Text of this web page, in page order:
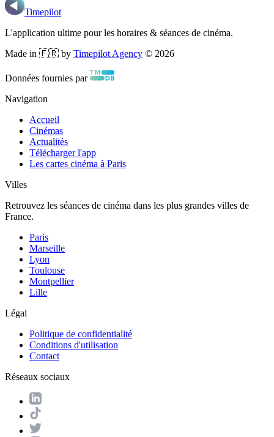
Timepilot
L'application ultime pour les horaires & séances de cinéma.
Made in 🇫🇷 by Timepilot Agency © 2026
Données fournies par
Navigation
Accueil
Cinémas
Actualités
Télécharger l'app
Les cartes cinéma à Paris
Villes
Retrouvez les séances de cinéma dans les plus grandes villes de
France.
Paris
Marseille
Lyon
Toulouse
Montpellier
Lille
Légal
Politique de confidentialité
Conditions d'utilisation
Contact
Réseaux sociaux